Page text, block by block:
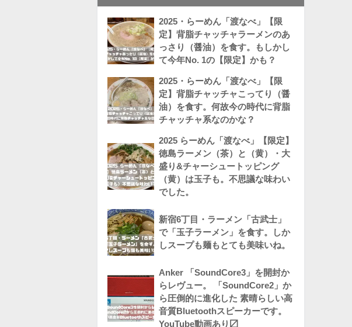
2025・らーめん「渡なべ」【限
定】背脂チャッチャラーメンのあ
っさり（醤油）を食す。もしかし
て今年No. 1の【限定】かも？
2025・らーめん「渡なべ」【限
定】背脂チャッチャこってり（醤
油）を食す。何故今の時代に背脂
チャッチャ系なのかな？
2025 らーめん「渡なべ」【限定】
徳島ラーメン（茶）と（黄）・大
盛り&チャーシュートッピング
（黄）は玉子も。不思議な味わい
でした。
新宿6丁目・ラーメン「古武士」
で「玉子ラーメン」を食す。しか
しスープも麺もとても美味いね。
Anker 「SoundCore3」を開封か
らレヴュー。 「SoundCore2」か
ら圧倒的に進化した 素晴らしい高
音質Bluetoothスピーカーです。
YouTube動画あり〼